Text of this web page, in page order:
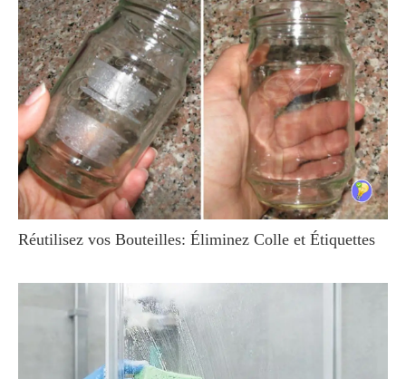
Réutilisez vos Bouteilles: Éliminez Colle et Étiquettes